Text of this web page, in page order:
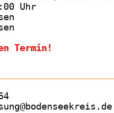
Uhr
Termin!